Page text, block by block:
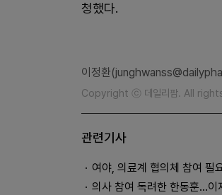
청했다.
이정환
Copyright ⓒ 데일리팜. All rights
관련기사
여야, 의료계 협의체 참여 필
의사 참여 독려한 한동훈…이